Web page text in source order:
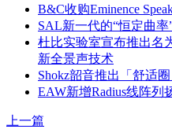
B&C收购Eminence
SAL新一代的“恒定曲率
杜比实验室宣布推出名
新全景声技术
Shokz韶音推出「舒适
EAW新增Radius线阵列
上一篇